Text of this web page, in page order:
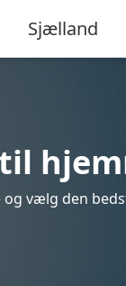
Sjælland
vælg den